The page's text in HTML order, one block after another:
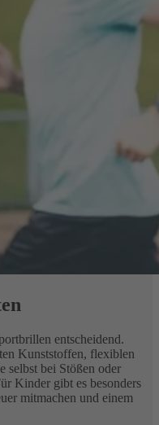
entscheidend.
Kunststoffen, flexiblen
selbst bei Stößen oder
Kinder gibt es besonders
mitmachen und einem